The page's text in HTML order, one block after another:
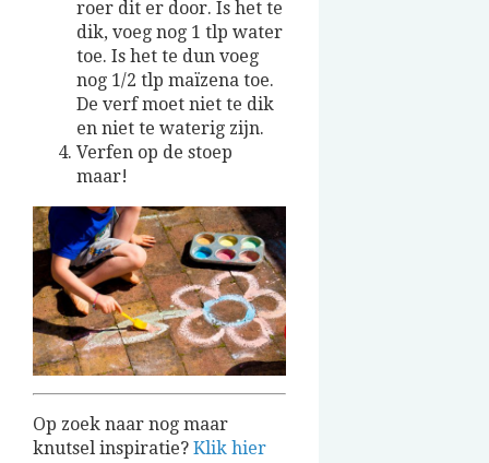
roer dit er door. Is het te
dik, voeg nog 1 tlp water
toe. Is het te dun voeg
nog 1/2 tlp maïzena toe.
De verf moet niet te dik
en niet te waterig zijn.
Verfen op de stoep
maar!
Op zoek naar nog maar
knutsel inspiratie? Klik hier